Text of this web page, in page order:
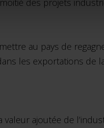
des projets
au pays de
les exportations de
ajoutée de